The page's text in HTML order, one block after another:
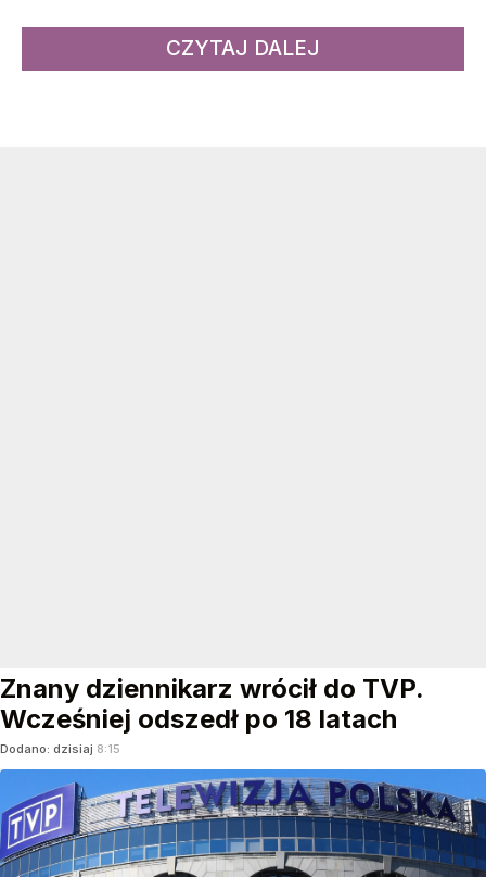
CZYTAJ DALEJ
Znany dziennikarz wrócił do TVP.
Wcześniej odszedł po 18 latach
Dodano: dzisiaj 8:15